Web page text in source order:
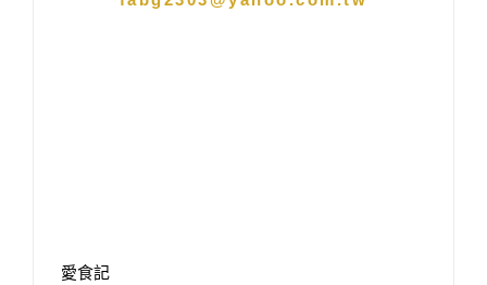
愛食記